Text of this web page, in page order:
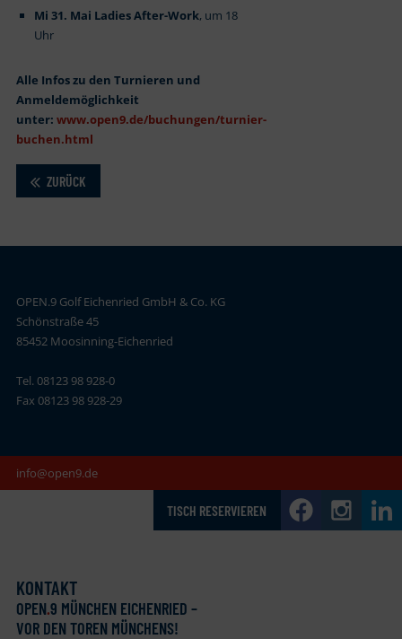
Mi 31. Mai Ladies After-Work, um 18
Uhr
Alle Infos zu den Turnieren und
Anmeldemöglichkeit
unter: www.open9.de/buchungen/turnier-
buchen.html
ZURÜCK
OPEN.9 Golf Eichenried GmbH & Co. KG
Schönstraße 45
85452 Moosinning-Eichenried
Tel. 08123 98 928-0
Fax 08123 98 928-29
info@open9.de
TISCH RESERVIEREN
KONTAKT
OPEN.9 MÜNCHEN EICHENRIED –
VOR DEN TOREN MÜNCHENS!